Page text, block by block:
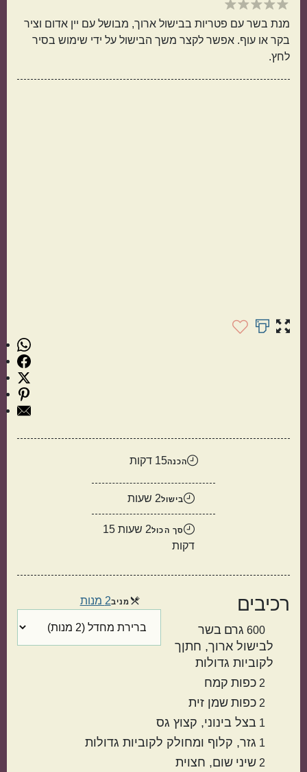
מנת בשר עם פטריות בבישול ארוך, מבושל עם יין אדום וציר
בקר או עוף. אפשר לקצר משך הבישול על ידי שימוש בסיר
לחץ.
הכנה15 דקות
בישול2 שעות
סך הכול
2 שעות 15
דקות
מניב2 מנות רכיבים
600 גרם בשר
לבישול ארוך חתןך
לקוביות גדולות
2 כפות קמח
2 כפות שמן זית
1 בצל בינוני קצוץ גס
1 גזר קלוף ומחולק לקוביות גדולות
2 שיני שום חצוית
סלטים מרקים
מטבח עולמי